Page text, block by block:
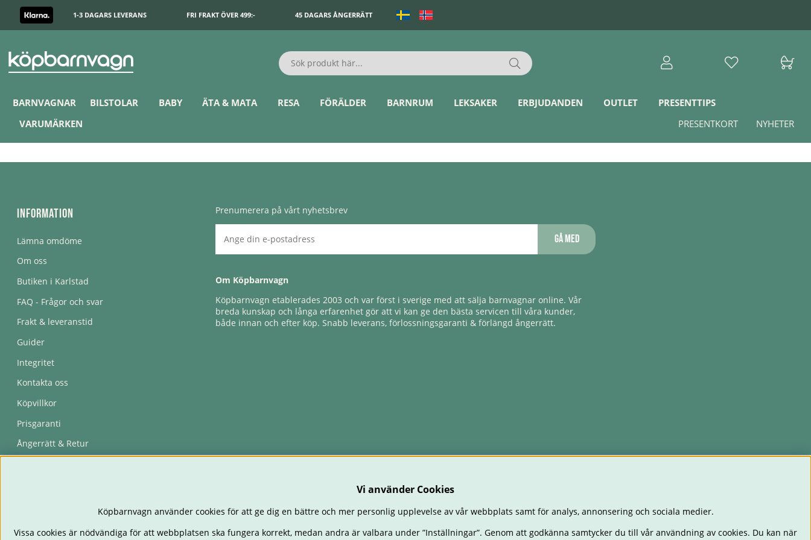
1-3 DAGARS LEVERANS FRI FRAKT ÖVER 499:- 45 DAGARS ÅNGERRÄTT
BARNVAGNAR BILSTOLAR BABY ÄTA & MATA RESA FÖRÄLDER BARNRUM LEKSAKER ERBJUDANDEN OUTLET
PRESENTTIPS
VARUMÄRKEN
NYHETER
PRESENTKORT
Information
Lämna omdöme
Om oss
Butiken i Karlstad
FAQ - Frågor och svar
Frakt & leveranstid
Guider
Integritet
Kontakta oss
Köpvillkor
Prisgaranti
Ångerrätt & Retur
Prenumerera på vårt nyhetsbrev
Gå med
Om Köpbarnvagn
Köpbarnvagn etablerades 2003 och var först i sverige med att sälja barnvagnar online. Vår
breda kunskap och långa erfarenhet gör att vi kan ge den bästa servicen till våra kunder,
både innan och efter köp. Snabb leverans, förlossningsgaranti & förlängd ångerrätt.
Vi använder Cookies
Köpbarnvagn använder cookies för att ge dig en bättre och mer personlig upplevelse av vår webbplats samt för analys, annonsering och sociala medier.
Vissa cookies är nödvändiga för att webbplatsen ska fungera korrekt, medan andra är valbara under ”Inställningar”. Genom att godkänna samtycker du till vår användning av cookies. Du kan när